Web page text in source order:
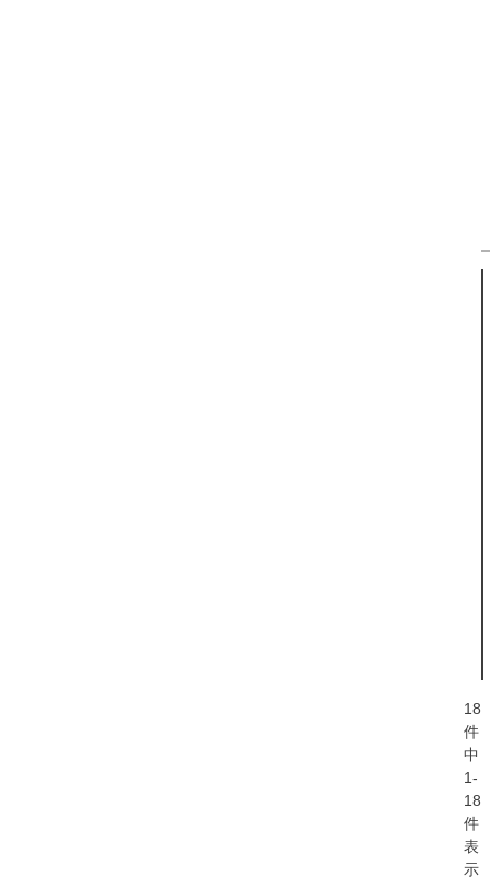
18
件
中
1-
18
件
表
示